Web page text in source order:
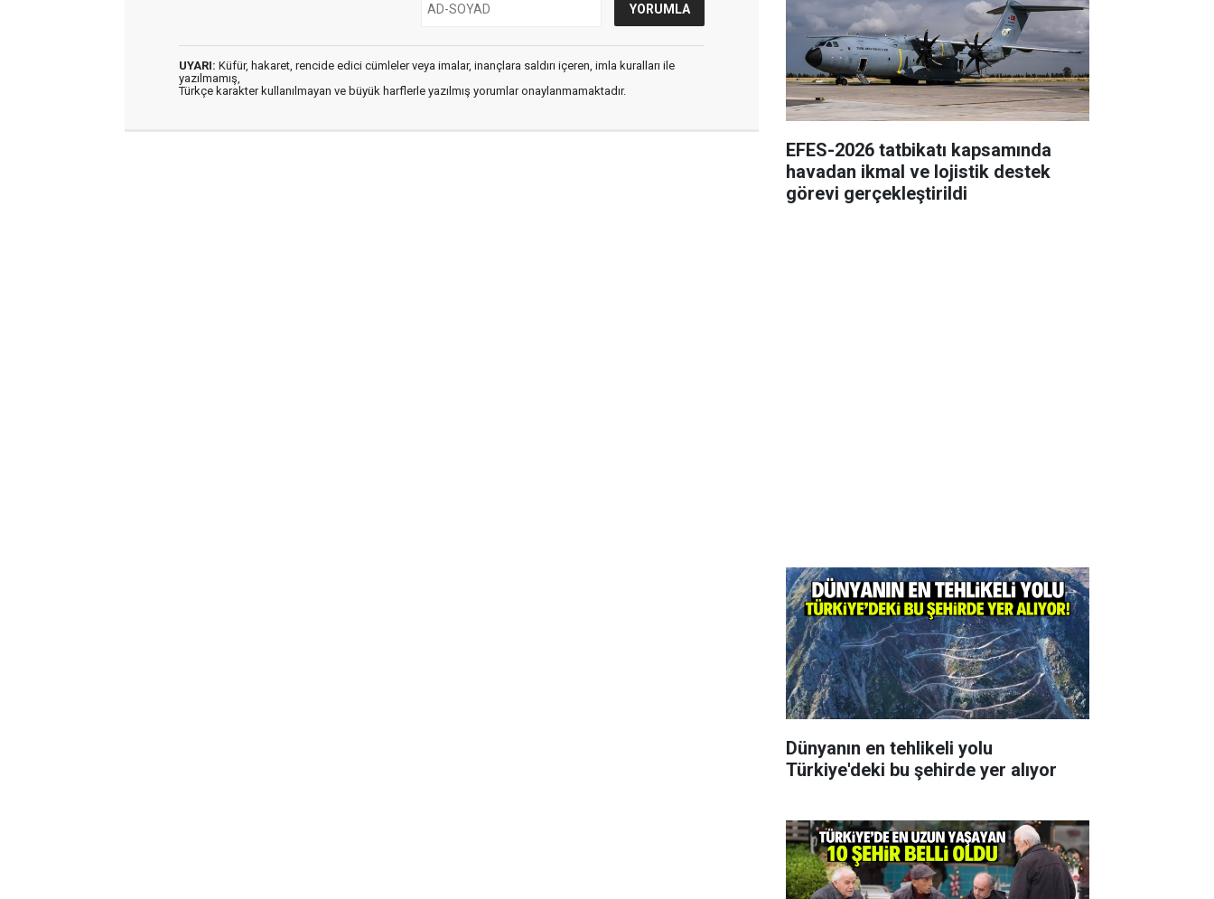
UYARI: Küfür, hakaret, rencide edici cümleler veya imalar, inançlara saldırı içeren, imla kuralları ile
yazılmamış,
Türkçe karakter kullanılmayan ve büyük harflerle yazılmış yorumlar onaylanmamaktadır.
EFES-2026 tatbikatı kapsamında
havadan ikmal ve lojistik destek
görevi gerçekleştirildi
Dünyanın en tehlikeli yolu
Türkiye'deki bu şehirde yer alıyor